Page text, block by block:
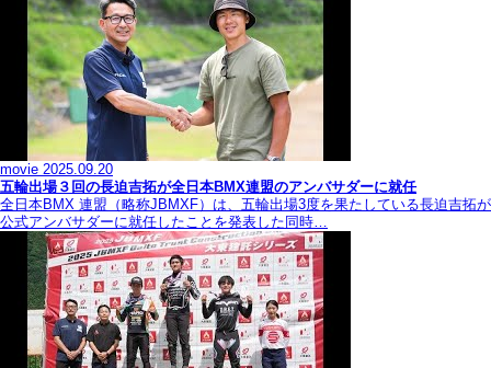
movie 2025.09.20
五輪出場３回の長迫吉拓が全日本BMX連盟のアンバサダーに就任
全日本BMX 連盟（略称JBMXF）は、五輪出場3度を果たしている長迫吉拓が
公式アンバサダーに就任したことを発表した同時…